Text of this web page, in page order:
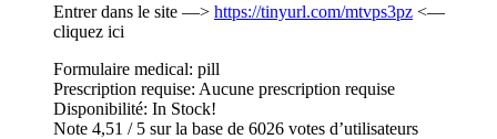
Entrer dans le site —> https://tinyurl.com/mtvps3pz <—
cliquez ici
Formulaire medical: pill
Prescription requise: Aucune prescription requise
Disponibilité: In Stock!
Note 4,51 / 5 sur la base de 6026 votes d’utilisateurs